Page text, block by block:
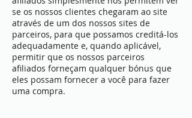
se os nossos clientes chegaram ao site
através de um dos nossos sites de
parceiros, para que possamos creditá-los
adequadamente e, quando aplicável,
permitir que os nossos parceiros
afiliados forneçam qualquer bónus que
eles possam fornecer a você para fazer
uma compra.